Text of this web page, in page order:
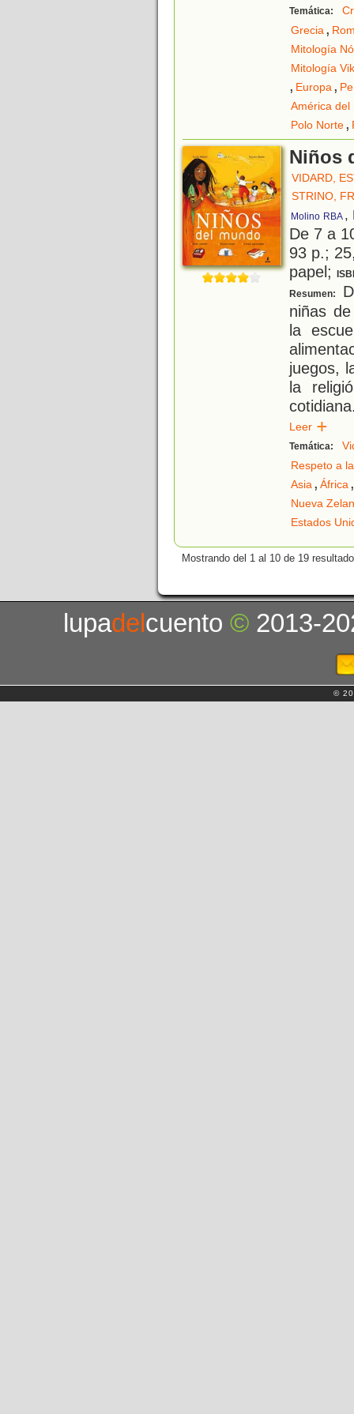
Temática:
Grecia,
Mitología
Mitología
, Europa,
América del
Polo Norte,
Niños
VIDARD,
STRINO,
Molino RBA ,
De 7 a
93 p.;
papel;
Resumen:
niñas
la
juegos,
la
Leer
Temática:
Respeto a
Asia, África,
Nueva
Estados
Mostrando del 1 al 10 de 19
lupadelcuento© 2013-
©